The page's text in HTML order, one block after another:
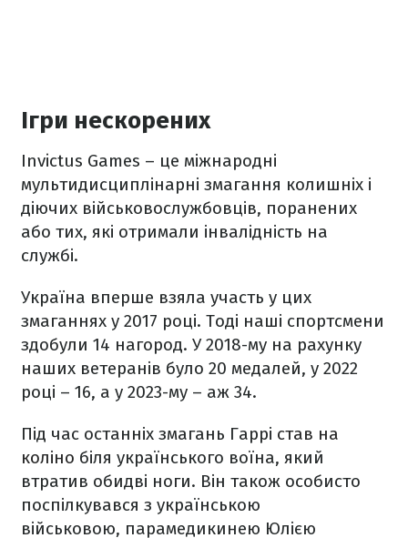
Ігри нескорених
Invictus Games – це міжнародні
мультидисциплінарні змагання колишніх і
діючих військовослужбовців, поранених
або тих, які отримали інвалідність на
службі.
Україна вперше взяла участь у цих
змаганнях у 2017 році. Тоді наші спортсмени
здобули 14 нагород. У 2018-му на рахунку
наших ветеранів було 20 медалей, у 2022
році – 16, а у 2023-му – аж 34.
Під час останніх змагань Гаррі став на
коліно біля українського воїна, який
втратив обидві ноги. Він також особисто
поспілкувався з українською
військовою, парамедикинею Юлією